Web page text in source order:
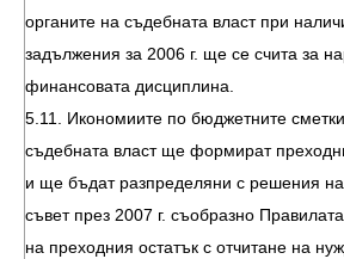
органите на съдебната власт при
задължения за 2006 г. ще се счита за
финансовата дисциплина.
5.11. Икономиите по бюджетните
съдебната власт ще формират
и ще бъдат разпределяни с решения
съвет през 2007 г. съобразно
на преходния остатък с отчитане на